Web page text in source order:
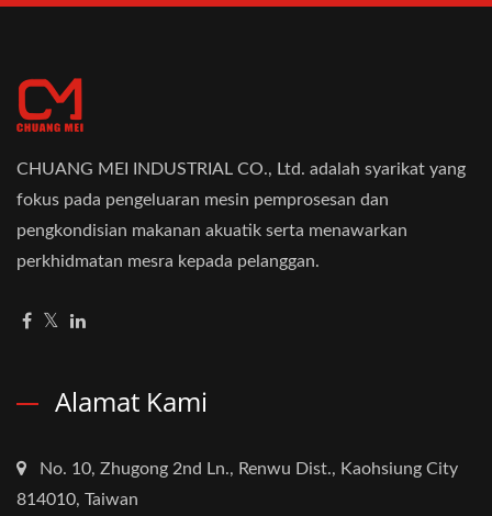
CHUANG MEI INDUSTRIAL CO., Ltd. adalah syarikat yang
fokus pada pengeluaran mesin pemprosesan dan
pengkondisian makanan akuatik serta menawarkan
perkhidmatan mesra kepada pelanggan.
Alamat Kami
No. 10, Zhugong 2nd Ln., Renwu Dist., Kaohsiung City
814010, Taiwan